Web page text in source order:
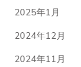
2025年1月
2024年12月
2024年11月